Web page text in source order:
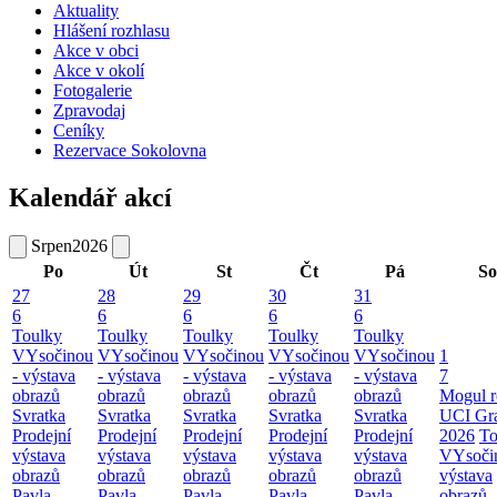
Aktuality
Hlášení rozhlasu
Akce v obci
Akce v okolí
Fotogalerie
Zpravodaj
Ceníky
Rezervace Sokolovna
Kalendář akcí
Srpen2026
Po
Út St Čt Pá
So
27
6
Toulky
VYsočinou
- výstava
obrazů
Svratka
Prodejní
výstava
obrazů
28
6
Toulky
VYsočinou
- výstava
obrazů
Svratka
Prodejní
výstava
obrazů
29
6
Toulky
VYsočinou
- výstava
obrazů
Svratka
Prodejní
výstava
obrazů
30
6
Toulky
VYsočinou
- výstava
obrazů
Svratka
Prodejní
výstava
obrazů
31
6
Toulky
VYsočinou
- výstava
obrazů
Svratka
Prodejní
výstava
obrazů
1
7
Mogul
UCI
2026
výstava